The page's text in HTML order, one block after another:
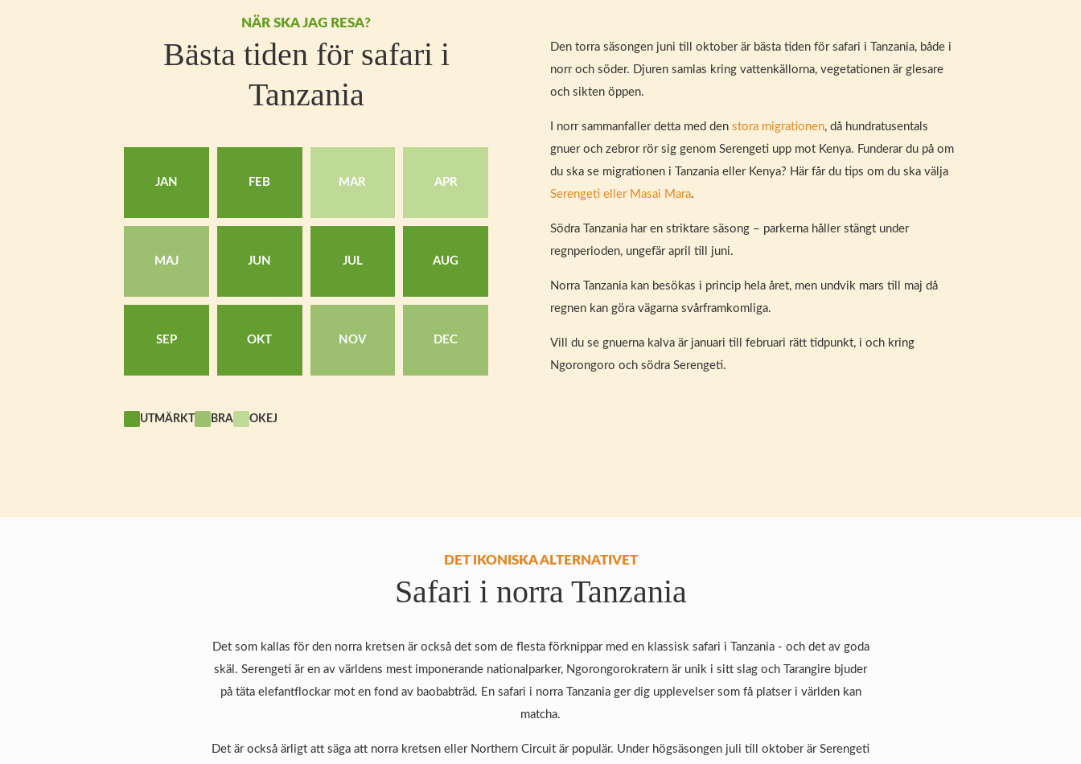
NÄR SKA JAG RESA?
Bästa tiden för safari i
Tanzania
JAN FEB MAR APR
MAJ JUN JUL AUG
SEP OKT NOV DEC
UTMÄRKT BRA OKEJ
Den torra säsongen juni till oktober är bästa tiden för safari i Tanzania, både i
norr och söder. Djuren samlas kring vattenkällorna, vegetationen är glesare
och sikten öppen.
I norr sammanfaller detta med den stora migrationen, då hundratusentals
gnuer och zebror rör sig genom Serengeti upp mot Kenya. Funderar du på om
du ska se migrationen i Tanzania eller Kenya? Här får du tips om du ska välja
Serengeti eller Masai Mara.
Södra Tanzania har en striktare säsong – parkerna håller stängt under
regnperioden, ungefär april till juni.
Norra Tanzania kan besökas i princip hela året, men undvik mars till maj då
regnen kan göra vägarna svårframkomliga.
Vill du se gnuerna kalva är januari till februari rätt tidpunkt, i och kring
Ngorongoro och södra Serengeti.
DET IKONISKA ALTERNATIVET
Safari i norra Tanzania
Det som kallas för den norra kretsen är också det som de flesta förknippar med en klassisk safari i Tanzania - och det av goda
skäl. Serengeti är en av världens mest imponerande nationalparker, Ngorongorokratern är unik i sitt slag och Tarangire bjuder
på täta elefantflockar mot en fond av baobabträd. En safari i norra Tanzania ger dig upplevelser som få platser i världen kan
matcha.
Det är också ärligt att säga att norra kretsen eller Northern Circuit är populär. Under högsäsongen juli till oktober är Serengeti